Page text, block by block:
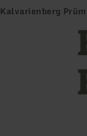
Kalvarienberg